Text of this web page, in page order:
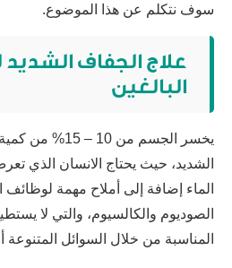
سوف نتكلم عن هذا الموضوع.
علاج الجفاف
البالغين
يخسر الجسم من
الشديد، حيث يحتاج الانسان الذي
الماء إضافة إلى أملاح مهمة
الصوديوم والكالسيوم، والتي لا
المناسبة من خلال السوائل المتنوعة